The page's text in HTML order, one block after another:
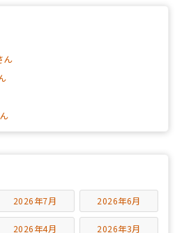
ん
2026年7月 2026年6月
2026年4月 2026年3月